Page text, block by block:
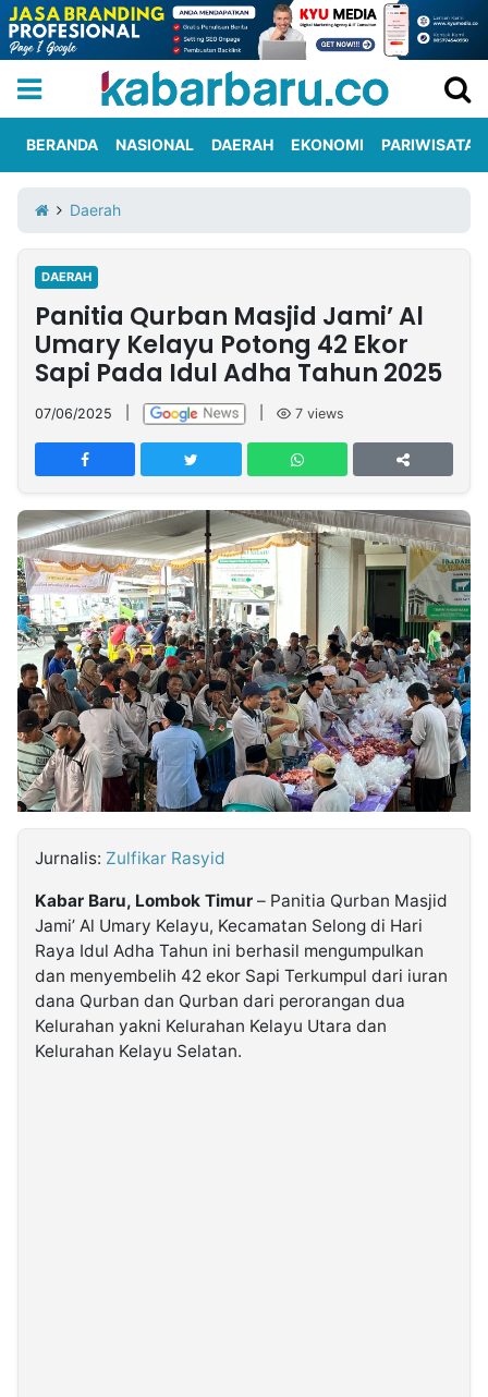
Iklan
Berita
Kami
Nasional
International
Olahraga
Entertainment
Daerah
Pariwisata
Kuliner
Kolom
Network
PT
TREETAN
INDONESIA
Partner
Insight
NTB
Suara
Time
Lens
IDN
Daily
Jogja
Jalan
Rakyat
Idealita
News
Kita
Notice
Dinamikapost.com
Radar
Baru
Seedbacklink
Follow
Kabarbaru
Kabarbaru.co
BERANDA NASIONAL DAERAH EKONOMI PARIWISATA
Daerah
DAERAH
Panitia Qurban Masjid Jami’ Al
Umary Kelayu Potong 42 Ekor
Sapi Pada Idul Adha Tahun 2025
07/06/2025 7 views
Jurnalis: Zulfikar Rasyid
Kabar Baru, Lombok Timur – Panitia Qurban Masjid
Jami’ Al Umary Kelayu, Kecamatan Selong di Hari
Raya Idul Adha Tahun ini berhasil mengumpulkan
dan menyembelih 42 ekor Sapi Terkumpul dari iuran
dana Qurban dan Qurban dari perorangan dua
Kelurahan yakni Kelurahan Kelayu Utara dan
Kelurahan Kelayu Selatan.